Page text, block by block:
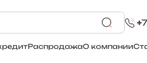
+
РаспродажаО компании